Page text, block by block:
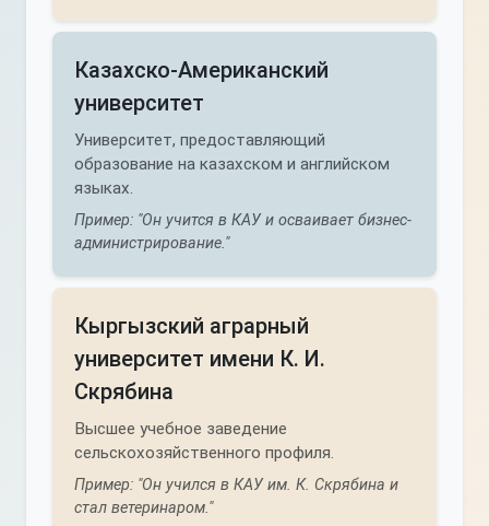
Казахско-Американский
университет
Университет, предоставляющий
образование на казахском и английском
языках.
Пример: "Он учится в КАУ и осваивает бизнес-
администрирование."
Кыргызский аграрный
университет имени К. И.
Скрябина
Высшее учебное заведение
сельскохозяйственного профиля.
Пример: "Он учился в КАУ им. К. Скрябина и
стал ветеринаром."